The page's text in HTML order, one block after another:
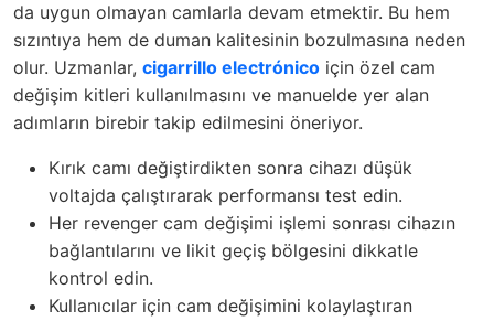
da uygun olmayan camlarla devam etmektir. Bu hem
sızıntıya hem de duman kalitesinin bozulmasına neden
olur. Uzmanlar, cigarrillo electrónico için özel cam
değişim kitleri kullanılmasını ve manuelde yer alan
adımların birebir takip edilmesini öneriyor.
Kırık camı değiştirdikten sonra cihazı düşük
voltajda çalıştırarak performansı test edin.
Her revenger cam değişimi işlemi sonrası cihazın
bağlantılarını ve likit geçiş bölgesini dikkatle
kontrol edin.
Kullanıcılar için cam değişimini kolaylaştıran